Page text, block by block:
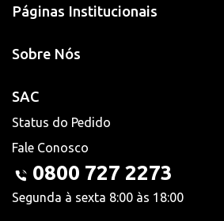
Páginas Institucionais
Sobre Nós
SAC
Status do Pedido
Fale Conosco
0800 727 2273
Segunda à sexta 8:00 às 18:00